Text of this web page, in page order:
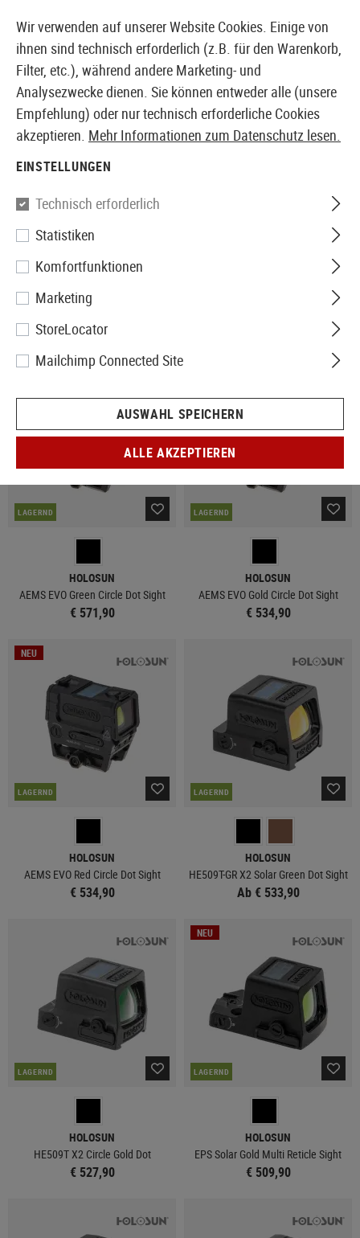
EUROPÄISCHER AIRSOFT SHOP & GROßHÄNDLER
RED DOTS
265 Produkte
LAGERND
HOLOSUN
AEMS EVO Green Circle Dot Sight
€ 571,90
LAGERND
HOLOSUN
AEMS EVO Gold Circle Dot Sight
€ 534,90
NEU
LAGERND
HOLOSUN
AEMS EVO Red Circle Dot Sight
€ 534,90
LAGERND
HOLOSUN
HE509T-GR X2 Solar Green Dot Sight
Ab € 533,90
LAGERND
HOLOSUN
HE509T X2 Circle Gold Dot
€ 527,90
NEU
LAGERND
HOLOSUN
EPS Solar Gold Multi Reticle Sight
€ 509,90
Wir verwenden auf unserer Website Cookies. Einige von
ihnen sind technisch erforderlich (z.B. für den Warenkorb,
Filter, etc.), während andere Marketing- und
Analysezwecke dienen. Sie können entweder alle (unsere
Empfehlung) oder nur technisch erforderliche Cookies
akzeptieren. Mehr Informationen zum Datenschutz lesen.
EINSTELLUNGEN
Technisch erforderlich
Statistiken
Komfortfunktionen
Marketing
StoreLocator
Mailchimp Connected Site
AUSWAHL SPEICHERN
ALLE AKZEPTIEREN